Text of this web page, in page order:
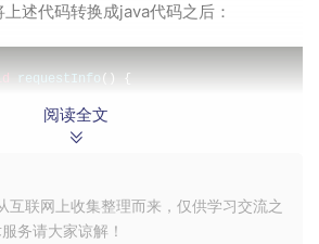
述代码转换成java代码之后：
requestInfo ()
{
(var1);
阅读全文
互联网上收集整理而来，仅供学习交流之
务请大家谅解！